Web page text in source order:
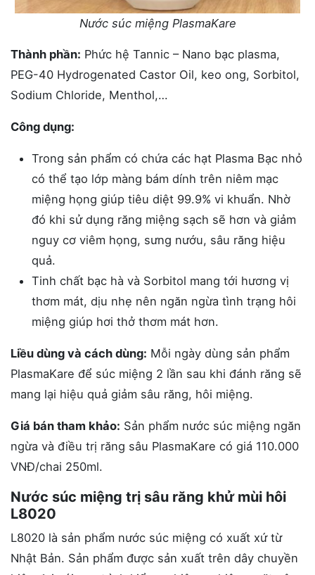
Nước súc miệng PlasmaKare
Thành phần: Phức hệ Tannic – Nano bạc plasma,
PEG-40 Hydrogenated Castor Oil, keo ong, Sorbitol,
Sodium Chloride, Menthol,…
Công dụng:
Trong sản phẩm có chứa các hạt Plasma Bạc nhỏ
có thể tạo lớp màng bám dính trên niêm mạc
miệng họng giúp tiêu diệt 99.9% vi khuẩn. Nhờ
đó khi sử dụng răng miệng sạch sẽ hơn và giảm
nguy cơ viêm họng, sưng nướu, sâu răng hiệu
quả.
Tinh chất bạc hà và Sorbitol mang tới hương vị
thơm mát, dịu nhẹ nên ngăn ngừa tình trạng hôi
miệng giúp hơi thở thơm mát hơn.
Liều dùng và cách dùng: Mỗi ngày dùng sản phẩm
PlasmaKare để súc miệng 2 lần sau khi đánh răng sẽ
mang lại hiệu quả giảm sâu răng, hôi miệng.
Giá bán tham khảo: Sản phẩm nước súc miệng ngăn
ngừa và điều trị răng sâu PlasmaKare có giá 110.000
VNĐ/chai 250ml.
Nước súc miệng trị sâu răng khử mùi hôi
L8020
L8020 là sản phẩm nước súc miệng có xuất xứ từ
Nhật Bản. Sản phẩm được sản xuất trên dây chuyền